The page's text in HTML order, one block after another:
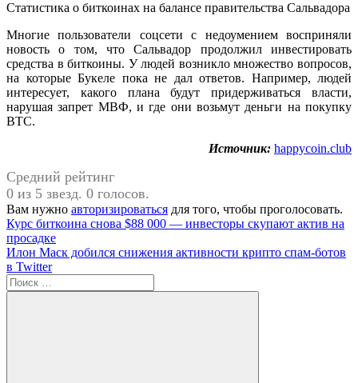
Статистика о биткоинах на балансе правительства Сальвадора
Многие пользователи соцсети с недоумением восприняли
новость о том, что Сальвадор продолжил инвестировать
средства в биткоины. У людей возникло множество вопросов,
на которые Букеле пока не дал ответов. Например, людей
интересует, какого плана будут придерживаться власти,
нарушая запрет МВФ, и где они возьмут деньги на покупку
BTC.
Источник: happycoin.club
Средний рейтинг
0 из 5 звезд. 0 голосов.
Вам нужно авторизироваться для того, чтобы проголосовать.
Навигация
по
записям
Предыдущая
запись:
Курс биткоина снова $88 000 — инвесторы скупают актив на
просадке
Следующая
запись:
Илон Маск добился снижения активности крипто спам-ботов
в Twitter
Поиск
для: